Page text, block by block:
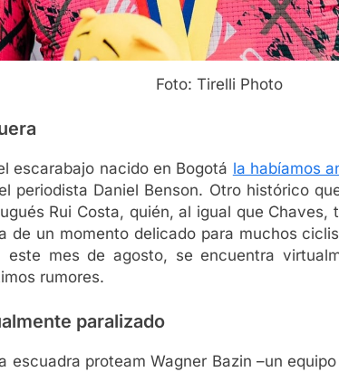
Foto: Tirelli Photo
escarabajo nacido en Bogotá la habíamos
periodista Daniel Benson. Otro histórico
Rui Costa, quién, al igual que
de un momento delicado para muchos
mes de agosto, se encuentra
rumores.
paralizado
escuadra proteam Wagner Bazin –un